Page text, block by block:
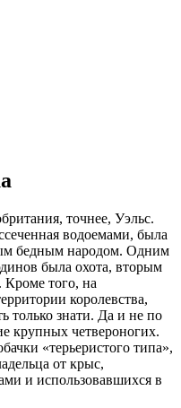
точнее, Уэльс.
водоемами, была
бедным народом. Одним
была охота, вторым
Кроме того, на
королевства,
только знати. Да и не по
крупных четвероногих.
«терьеристого типа»,
от крыс,
и использовавшихся в